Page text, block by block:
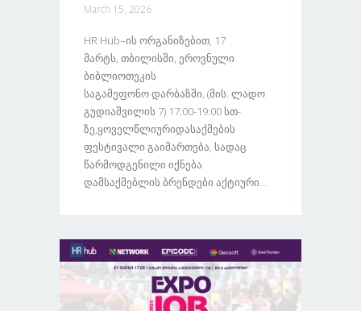
March 15, 2026
HR Hub–Ის Ორგანიზებით, 17
Მარტს, Თბილისში, Ეროვნული
Ბიბლიოთეკის
Საგამეფონო Დარბაზში, (მის. Ლადო
Გუდიაშვილის 7) 17:00-19:00 Სთ-
Ზე,ყოველწლიურიდასაქმების
Ფესტივალი Გაიმართება, Სადაც
Წარმოდგენილი Იქნება
Დამსაქმებლის Ბრენდები Აქტიური...